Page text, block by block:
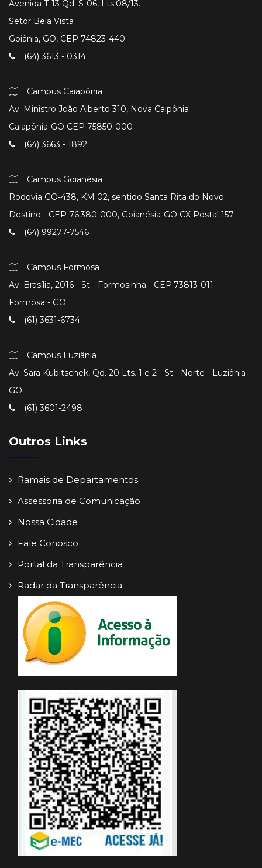
Avenida T-13 Qd. S-06, Lts.08/13.
Setor Bela Vista
Goiânia, GO, CEP 74823-440
(64) 3613 - 0314
Campus Caiapônia
Av. Ministro João Alberto 310, Nova Caipônia
Caiapônia-GO CEP 75850-000
(64) 3663 - 1892
Campus Goianésia
Rodovia GO-438, KM 02, sentido Santa Rita do Novo
Destino - CEP 76.380-000, Goianésia-GO CX Postal 157
(64) 99277-7546
Campus Formosa
Av. Brasília, 2016 - St - Formosinha - CEP:73813-011 -
Formosa - GO
(61) 3631-6734
Campus Luziânia
Av. Sara Kubitschek, Qd. 20 Lts. 1 e 2 - St - Norte - Luziânia -
GO
(61) 3601-2498
Outros Links
Ramais de Departamentos
Assessoria de Comunicação
Nossa Cidade
Fale Conosco
Portal da Transparência
Radar da Transparência